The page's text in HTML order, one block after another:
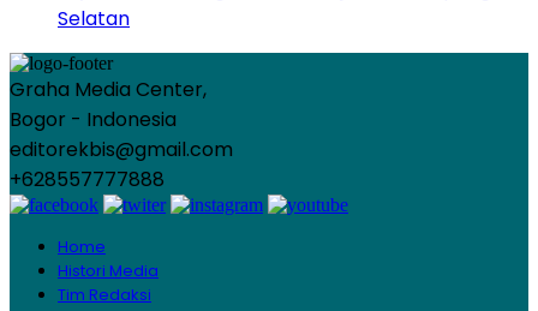
Selatan
Graha Media Center,
Bogor - Indonesia
editorekbis@gmail.com
+628557777888
Home
Histori Media
Tim Redaksi